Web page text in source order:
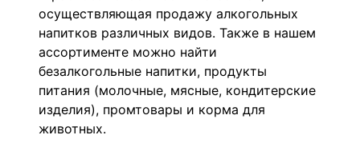
осуществляющая продажу алкогольных
напитков различных видов. Также в нашем
ассортименте можно найти
безалкогольные напитки, продукты
питания (молочные, мясные, кондитерские
изделия), промтовары и корма для
животных.